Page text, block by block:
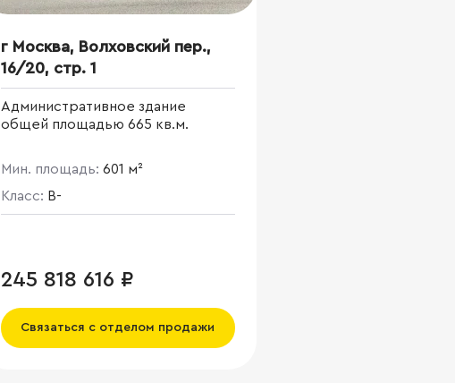
г Москва, Волховский пер.,
16/20, стр. 1
Административное здание
общей площадью 665 кв.м.
Мин. площадь: 601 м²
Класс: B-
245 818 616 ₽
Связаться с отделом продажи